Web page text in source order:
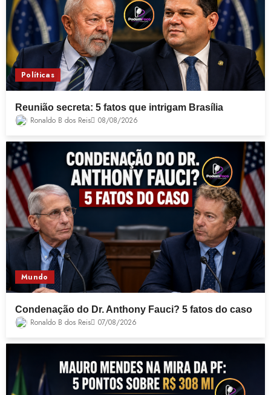
Políticas
Reunião secreta: 5 fatos que intrigam Brasília
Ronaldo B dos Reis 08/08/2026
Mundo
Condenação do Dr. Anthony Fauci? 5 fatos do caso
Ronaldo B dos Reis 07/08/2026